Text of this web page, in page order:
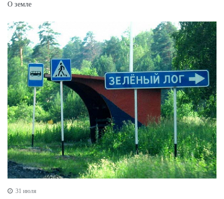
О земле
31 июля